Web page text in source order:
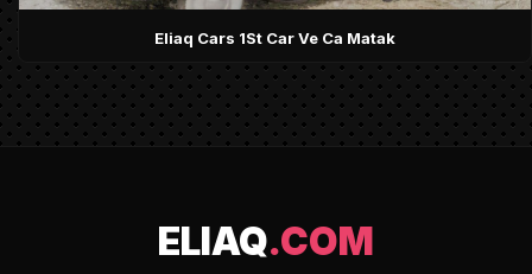
Eliaq Cars 1St Car Ve Ca Matak
ELIAQ.COM